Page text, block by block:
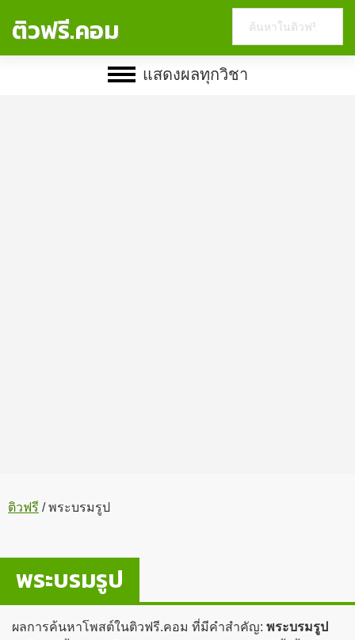
ติวฟรี.คอม
website
แสดงผลทุกวิชา
ติวฟรี /พระบรมรูป
พระบรมรูป
ผลการค้นหาโพสต์ในติวฟรี.คอม ที่มีคำสำคัญ: พระบรมรูป